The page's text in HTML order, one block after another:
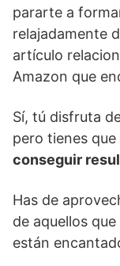
pararte a
relajadamente
artículo
Amazon que
Sí, tú disfruta
pero tienes que
conseguir
Has de
de aquellos
están